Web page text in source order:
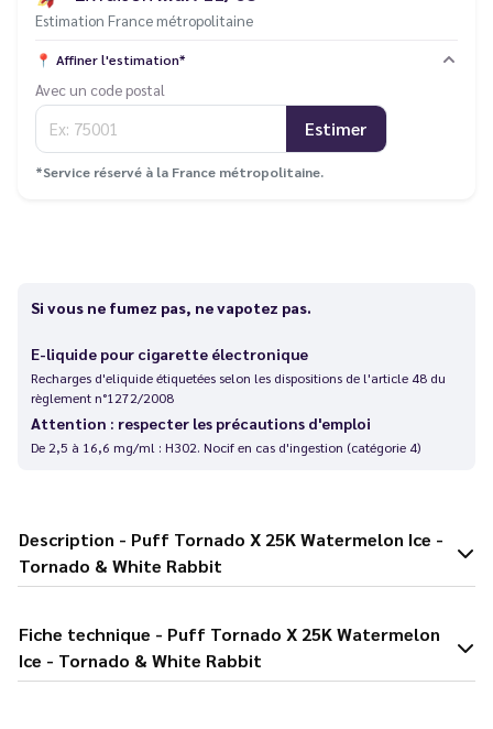
Estimation France métropolitaine
📍 Affiner l'estimation*
Avec un code postal
Estimer
*Service réservé à la France métropolitaine.
Si vous ne fumez pas, ne vapotez pas.
E-liquide pour cigarette électronique
Recharges d'eliquide étiquetées selon les dispositions de l'article 48 du
règlement n°1272/2008
Attention : respecter les précautions d'emploi
De 2,5 à 16,6 mg/ml : H302. Nocif en cas d'ingestion (catégorie 4)
Description - Puff Tornado X 25K Watermelon Ice -
Tornado & White Rabbit
Fiche technique - Puff Tornado X 25K Watermelon
Ice - Tornado & White Rabbit